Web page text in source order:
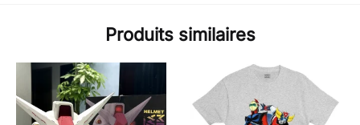
Produits similaires